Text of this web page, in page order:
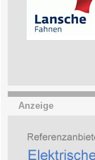
Anzeige